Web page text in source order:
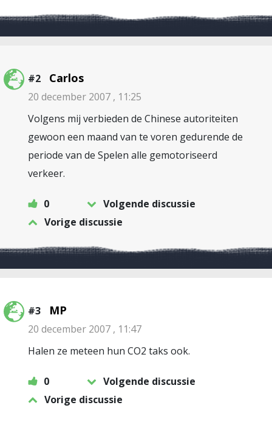
#2 Carlos
20 december 2007 , 11:25
Volgens mij verbieden de Chinese autoriteiten
gewoon een maand van te voren gedurende de
periode van de Spelen alle gemotoriseerd
verkeer.
0
Volgende discussie
Vorige discussie
#3 MP
20 december 2007 , 11:47
Halen ze meteen hun CO2 taks ook.
0
Volgende discussie
Vorige discussie